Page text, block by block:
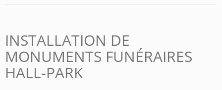
INSTALLATION DE
MONUMENTS FUNÉRAIRES
HALL-PARK